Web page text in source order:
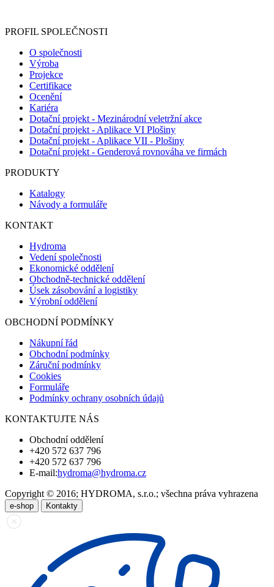
PROFIL SPOLEČNOSTI
O společnosti
Výroba
Projekce
Certifikace
Ocenění
Kariéra
Dotační projekt - Mezinárodní veletržní akce
Dotační projekt - Aplikace VI Plošiny
Dotační projekt - Aplikace VII - Plošiny
Dotační projekt - Genderová rovnováha ve firmách
PRODUKTY
Katalogy
Návody a formuláře
KONTAKT
Hydroma
Vedení společnosti
Ekonomické oddělení
Obchodně-technické oddělení
Úsek zásobování a logistiky
Výrobní oddělení
OBCHODNÍ PODMÍNKY
Nákupní řád
Obchodní podmínky
Záruční podmínky
Cookies
Formuláře
Podmínky ochrany osobních údajů
KONTAKTUJTE NÁS
Obchodní oddělení
+420 572 637 796
+420 572 637 796
E-mail:hydroma@hydroma.cz
Copyright © 2016; HYDROMA, s.r.o.; všechna práva vyhrazena
e-shop Kontakty